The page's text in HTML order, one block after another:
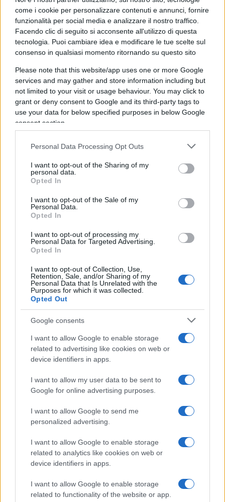
come i cookie per personalizzare contenuti e annunci, fornire
funzionalità per social media e analizzare il nostro traffico.
Facendo clic di seguito si acconsente all'utilizzo di questa
tecnologia. Puoi cambiare idea e modificare le tue scelte sul
consenso in qualsiasi momento ritornando su questo sito
Please note that this website/app uses one or more Google
services and may gather and store information including but
not limited to your visit or usage behaviour. You may click to
grant or deny consent to Google and its third-party tags to
use your data for below specified purposes in below Google
consent section.
Personal Data Processing Opt Outs
I want to opt-out of the Sharing of my
personal data.
Opted In
I want to opt-out of the Sale of my
Personal Data.
Opted In
I want to opt-out of processing my
Personal Data for Targeted Advertising.
Opted In
I want to opt-out of Collection, Use,
Retention, Sale, and/or Sharing of my
Personal Data that Is Unrelated with the
Purposes for which it was collected.
Opted Out
Google consents
I want to allow Google to enable storage
related to advertising like cookies on web or
device identifiers in apps.
I want to allow my user data to be sent to
Google for online advertising purposes.
I want to allow Google to send me
personalized advertising.
I want to allow Google to enable storage
related to analytics like cookies on web or
device identifiers in apps.
I want to allow Google to enable storage
related to functionality of the website or app.
restante 70%). Il tunnel sarà lungo 8840 metri,
avrà un diametro interno di 5,5 metri e sarà
scavato ad una profondità media di 30 m.
L’opera deve essere costruita in sei anni e
permetterà di prevenire lo straripamento delle
infrastrutture idriche e fognarie di Washington. Il
Gruppo ASTM si è aggiudicato, attraverso la
contratto per la progettazione e costruzione di un
tunnel sotto il fiume Potomac Washington – USA).
Si tratta del più grande progetto mai assegnato
Columbia che fornisce acqua potabile, servizi di
raccolta e trattamento delle acque reflue alla
capitale statunitense.
Come detto il progetto, vale di 819 milioni di
dollari, è stato assegnato al raggruppamento
d’impresa formato da CBNA, società controllata da
Bouygues Construction (al 70%) e Halmar (al 30%).
L’opera consiste nella realizzazione di un tunnel
lungo 8,840 km con diametro interno di 5,50
metri, scavato a una profondità media di 30 metri
in gran parte lungo la riva del fiume.
Una rete di deviazioni e pozzi
anche sotto la Casa Bianca
Ma il difficile viene con la prevista realizzazione di
una una serie di strutture di deviazione, pozzi di
raccolta e strutture di supporto per catturare i
flussi provenienti dagli sfioratori di reti fognarie e
convogliarli infine all’impianto di trattamento